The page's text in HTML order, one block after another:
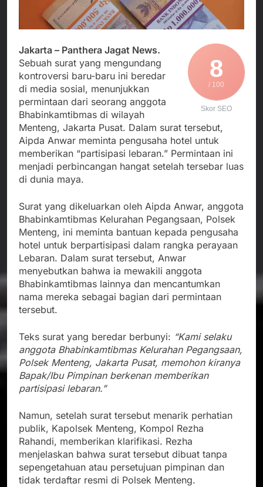
Edaran Disdik Jabar
Nasional TKBM: “Belum
Ada Keputusan Resmi”
Agustus 3, 2026
Menjalin Harmoni di
Tanah Sukaresmi: Kala
Gotong Royong
Menggerakkan Ekonomi
Desa
Korban Tenggelam di
Perairan Giligenting
Ditemukan, Polisi
Pastikan Penanganan
Berjalan Sesuai
Prosedur
Agustus 3, 2026
Kapolresta Sumenep
Sambut Kedatangan
Korban Evakuasi KM
Mutiara Sentosa 2 di
Pelabuhan Kalianget
Agustus 3, 2026
8
/ 100
Skor SEO
Jakarta – Panthera Jagat News.
Sebuah surat yang mengundang
kontroversi baru-baru ini beredar
di media sosial, menunjukkan
permintaan dari seorang anggota
Bhabinkamtibmas di wilayah
Menteng, Jakarta Pusat. Dalam surat tersebut,
Aipda Anwar meminta pengusaha hotel untuk
memberikan “partisipasi lebaran.” Permintaan ini
menjadi perbincangan hangat setelah tersebar luas
di dunia maya.
Surat yang dikeluarkan oleh Aipda Anwar, anggota
Bhabinkamtibmas Kelurahan Pegangsaan, Polsek
Menteng, ini meminta bantuan kepada pengusaha
hotel untuk berpartisipasi dalam rangka perayaan
Lebaran. Dalam surat tersebut, Anwar
menyebutkan bahwa ia mewakili anggota
Bhabinkamtibmas lainnya dan mencantumkan
nama mereka sebagai bagian dari permintaan
tersebut.
Teks surat yang beredar berbunyi: “Kami selaku
anggota Bhabinkamtibmas Kelurahan Pegangsaan,
Polsek Menteng, Jakarta Pusat, memohon kiranya
Bapak/Ibu Pimpinan berkenan memberikan
partisipasi lebaran.”
Namun, setelah surat tersebut menarik perhatian
publik, Kapolsek Menteng, Kompol Rezha
Rahandi, memberikan klarifikasi. Rezha
menjelaskan bahwa surat tersebut dibuat tanpa
sepengetahuan atau persetujuan pimpinan dan
tidak terdaftar resmi di Polsek Menteng.